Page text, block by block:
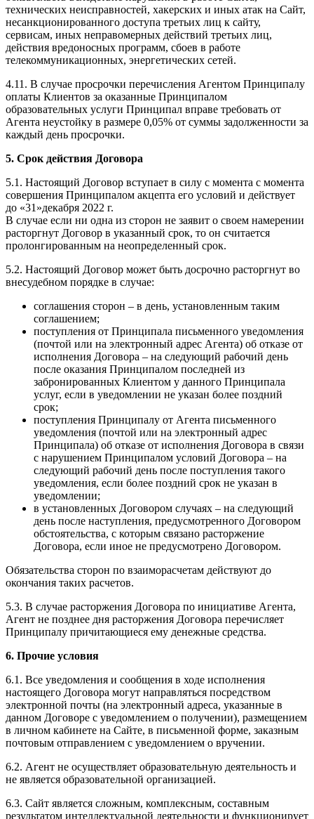
технических неисправностей, хакерских и иных атак на Сайт,
несанкционированного доступа третьих лиц к сайту,
сервисам, иных неправомерных действий третьих лиц,
действия вредоносных программ, сбоев в работе
телекоммуникационных, энергетических сетей.
4.11. В случае просрочки перечисления Агентом Принципалу
оплаты Клиентов за оказанные Принципалом
образовательных услуги Принципал вправе требовать от
Агента неустойку в размере 0,05% от суммы задолженности за
каждый день просрочки.
5. Срок действия Договора
5.1. Настоящий Договор вступает в силу с момента с момента
совершения Принципалом акцепта его условий и действует
до «31»декабря 2022 г.
В случае если ни одна из сторон не заявит о своем намерении
расторгнут Договор в указанный срок, то он считается
пролонгированным на неопределенный срок.
5.2. Настоящий Договор может быть досрочно расторгнут во
внесудебном порядке в случае:
соглашения сторон – в день, установленным таким
соглашением;
поступления от Принципала письменного уведомления
(почтой или на электронный адрес Агента) об отказе от
исполнения Договора – на следующий рабочий день
после оказания Принципалом последней из
забронированных Клиентом у данного Принципала
услуг, если в уведомлении не указан более поздний
срок;
поступления Принципалу от Агента письменного
уведомления (почтой или на электронный адрес
Принципала) об отказе от исполнения Договора в связи
с нарушением Принципалом условий Договора – на
следующий рабочий день после поступления такого
уведомления, если более поздний срок не указан в
уведомлении;
в установленных Договором случаях – на следующий
день после наступления, предусмотренного Договором
обстоятельства, с которым связано расторжение
Договора, если иное не предусмотрено Договором.
Обязательства сторон по взаиморасчетам действуют до
окончания таких расчетов.
5.3. В случае расторжения Договора по инициативе Агента,
Агент не позднее дня расторжения Договора перечисляет
Принципалу причитающиеся ему денежные средства.
6. Прочие условия
6.1. Все уведомления и сообщения в ходе исполнения
настоящего Договора могут направляться посредством
электронной почты (на электронный адреса, указанные в
данном Договоре с уведомлением о получении), размещением
в личном кабинете на Сайте, в письменной форме, заказным
почтовым отправлением с уведомлением о вручении.
6.2. Агент не осуществляет образовательную деятельность и
не является образовательной организацией.
6.3. Сайт является сложным, комплексным, составным
результатом интеллектуальной деятельности и функционирует